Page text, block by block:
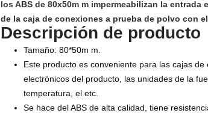
los ABS de 80x50m m impermeabilizan la
de la caja de conexiones a prueba de polvo con
Descripción de producto
Tamaño: 80*50m m.
Este producto es conveniente para las cajas
electrónicos del producto, las unidades de la
temperatura, el etc.
Se hace del ABS de alta calidad, tiene